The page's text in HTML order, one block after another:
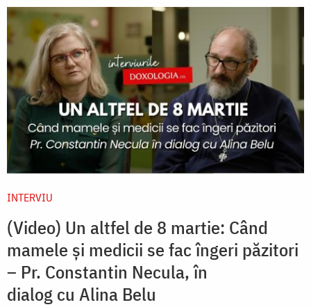
INTERVIU
(Video) Un altfel de 8 martie: Când
mamele și medicii se fac îngeri păzitori
– Pr. Constantin Necula, în
dialog cu Alina Belu